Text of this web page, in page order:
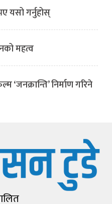
यसो गर्नुहोस्
महत्व
‘जनक्रान्ति’ निर्माण गरिने